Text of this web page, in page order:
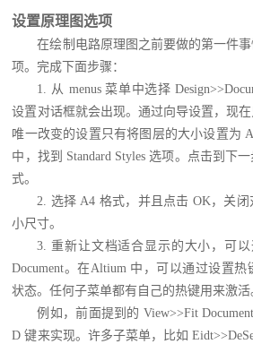
设置原理图选项
在绘制电路原理图之前要做的第一件
项。完成下面步骤：
1. 从 menus 菜单中选择
设置对话框就会出现。通过向导设置，现
唯一改变的设置只有将图层的大小设置为
中，找到 Standard Styles 选项。点击到下
式。
2. 选择 A4 格式，并且点击 OK，关
小尺寸。
3. 重新让文档适合显示的大小，可
Document。在Altium 中，可以通过设置
状态。任何子菜单都有自己的热键用来激活
例如，前面提到的 View>>Fit
D 键来实现。许多子菜单，比如